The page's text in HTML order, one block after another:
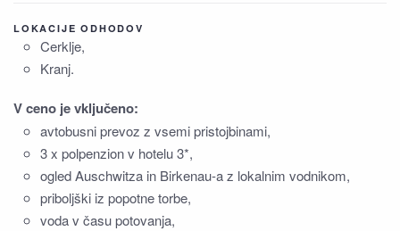
LOKACIJE ODHODOV
Cerklje,
Kranj.
V ceno je vključeno:
avtobusni prevoz z vsemi pristojbinami,
3 x polpenzion v hotelu 3*,
ogled Auschwitza in Birkenau-a z lokalnim vodnikom,
priboljški iz popotne torbe,
voda v času potovanja,